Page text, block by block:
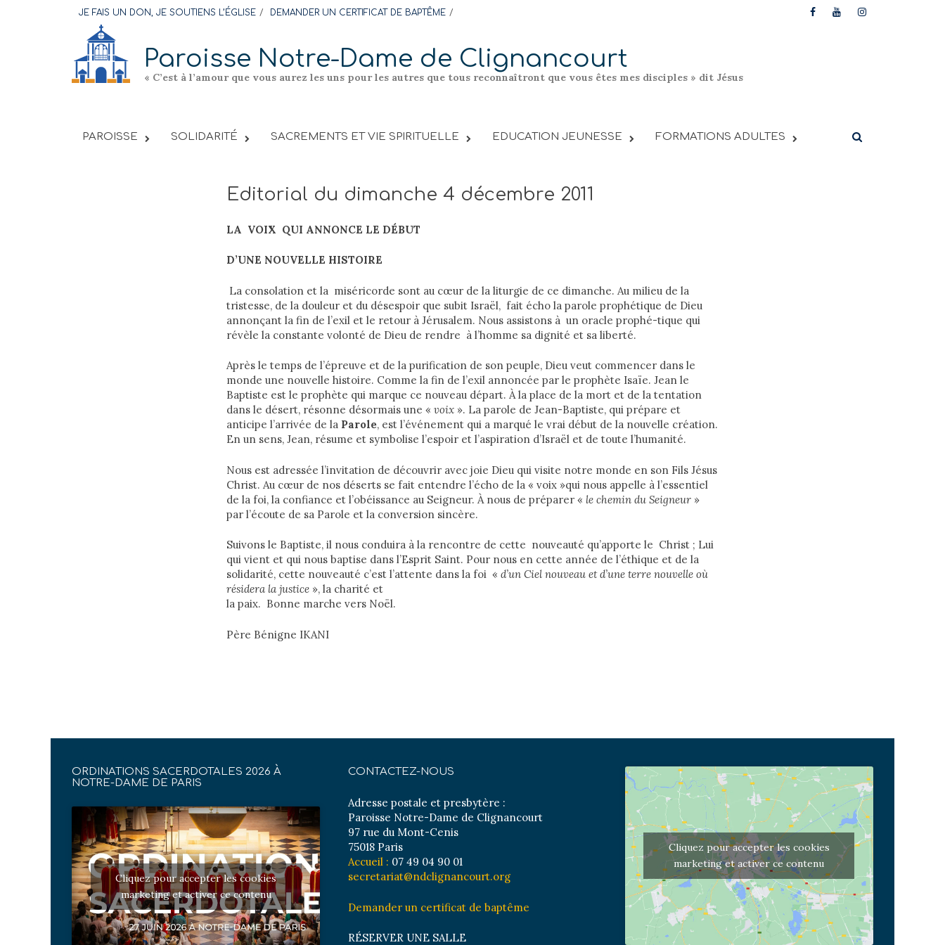
content
JE FAIS UN DON, JE SOUTIENS L’ÉGLISE DEMANDER UN CERTIFICAT DE BAPTÊME
Paroisse Notre-Dame de Clignancourt
« C’est à l’amour que vous aurez les uns pour les autres que tous reconnaîtront que vous êtes mes disciples » dit Jésus
PAROISSE SOLIDARITÉ SACREMENTS ET VIE SPIRITUELLE EDUCATION JEUNESSE FORMATIONS ADULTES
Editorial du dimanche 4 décembre 2011
LA VOIX QUI ANNONCE LE DÉBUT
D’UNE NOUVELLE HISTOIRE
La consolation et la miséricorde sont au cœur de la liturgie de ce dimanche. Au milieu de la
tristesse, de la douleur et du désespoir que subit Israël, fait écho la parole prophétique de Dieu
annonçant la fin de l’exil et le retour à Jérusalem. Nous assistons à un oracle prophé-tique qui
révèle la constante volonté de Dieu de rendre à l’homme sa dignité et sa liberté.
Après le temps de l’épreuve et de la purification de son peuple, Dieu veut commencer dans le
monde une nouvelle histoire. Comme la fin de l’exil annoncée par le prophète Isaïe. Jean le
Baptiste est le prophète qui marque ce nouveau départ. À la place de la mort et de la tentation
dans le désert, résonne désormais une « voix ». La parole de Jean-Baptiste, qui prépare et
anticipe l’arrivée de la Parole, est l’événement qui a marqué le vrai début de la nouvelle création.
En un sens, Jean, résume et symbolise l’espoir et l’aspiration d’Israël et de toute l’humanité.
Nous est adressée l’invitation de découvrir avec joie Dieu qui visite notre monde en son Fils Jésus
Christ. Au cœur de nos déserts se fait entendre l’écho de la « voix »qui nous appelle à l’essentiel
de la foi, la confiance et l’obéissance au Seigneur. À nous de préparer « le chemin du Seigneur »
par l’écoute de sa Parole et la conversion sincère.
Suivons le Baptiste, il nous conduira à la rencontre de cette nouveauté qu’apporte le Christ ; Lui
qui vient et qui nous baptise dans l’Esprit Saint. Pour nous en cette année de l’éthique et de la
solidarité, cette nouveauté c’est l’attente dans la foi « d’un Ciel nouveau et d’une terre nouvelle où
résidera la justice », la charité et
la paix. Bonne marche vers Noël.
Père Bénigne IKANI
ORDINATIONS SACERDOTALES 2026 À
NOTRE-DAME DE PARIS
Cliquez pour accepter les cookies
marketing et activer ce contenu
CONTACTEZ-NOUS
Adresse postale et presbytère :
Paroisse Notre-Dame de Clignancourt
97 rue du Mont-Cenis
75018 Paris
Accueil : 07 49 04 90 01
secretariat@ndclignancourt.org
Demander un certificat de baptême
RÉSERVER UNE SALLE
Cliquez pour accepter les cookies
marketing et activer ce contenu